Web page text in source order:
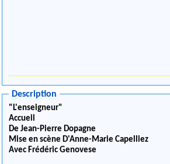
Description
"L'enseigneur"
Accueil
De Jean-Pierre Dopagne
Mise en scène D'Anne-Marie Capelliez
Avec Frédéric Genovese